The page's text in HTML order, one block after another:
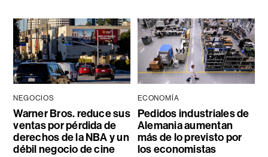
NEGOCIOS
Warner Bros. reduce sus
ventas por pérdida de
derechos de la NBA y un
débil negocio de cine
ECONOMÍA
Pedidos industriales de
Alemania aumentan
más de lo previsto por
los economistas